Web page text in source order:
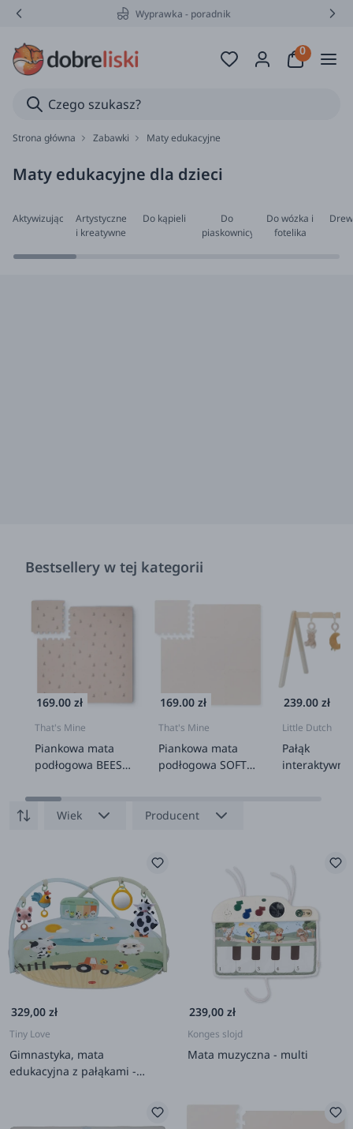
Wyprawka - poradnik
Strona główna Zabawki Maty edukacyjne
Maty edukacyjne dla dzieci
Aktywizujące
Artystyczne
i kreatywne
Do kąpieli
Do
piaskownicy
Do wózka i
fotelika
Bestsellery w tej kategorii
169.00 zł
That's Mine
Piankowa mata
podłogowa BEES
169.00 zł
That's Mine
Piankowa mata
podłogowa SOFT
239.00 zł
Little Dutch
Pałąk
interaktywny
Wiek Producent
329,00 zł
Tiny Love
Gimnastyka, mata
edukacyjna z pałąkami -
239,00 zł
Konges slojd
Mata muzyczna - multi